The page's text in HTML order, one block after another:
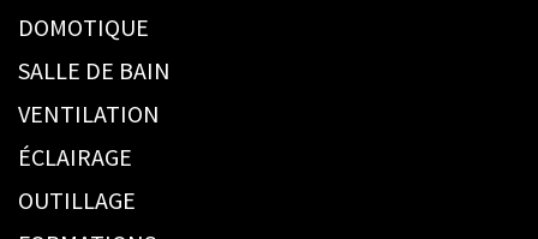
DOMOTIQUE
SALLE DE BAIN
VENTILATION
ÉCLAIRAGE
OUTILLAGE